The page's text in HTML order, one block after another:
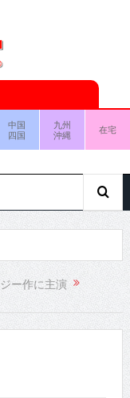
中国
四国
九州
沖縄
在宅
ー作に主演